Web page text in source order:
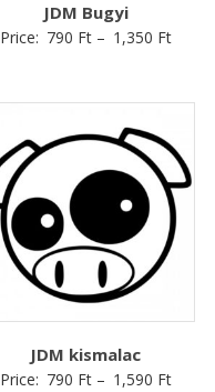
JDM Bugyi
Price: 790 Ft– 1,350 Ft
JDM kismalac
Price: 790 Ft– 1,590 Ft